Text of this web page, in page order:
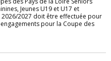
Jeunes U19 et U17 et
2026/2027 doit être effectuée pour
pour la Coupe des